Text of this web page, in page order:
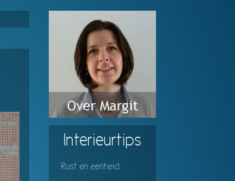
Interieurtips
Rust en eenheid